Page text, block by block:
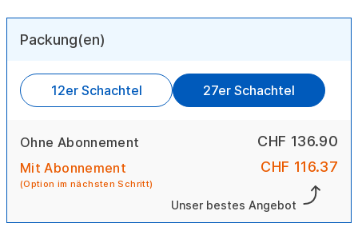
Packung(en)
12er Schachtel 27er Schachtel
Ohne Abonnement CHF 136.90
Mit Abonnement
(Option im nächsten Schritt)
CHF 116.37
Unser bestes Angebot